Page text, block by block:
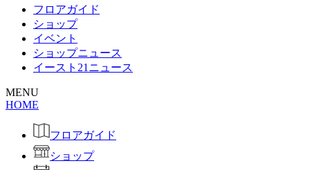
フロアガイド
ショップ
イベント
ショップニュース
イースト21ニュース
MENU
HOME
フロアガイド
ショップ